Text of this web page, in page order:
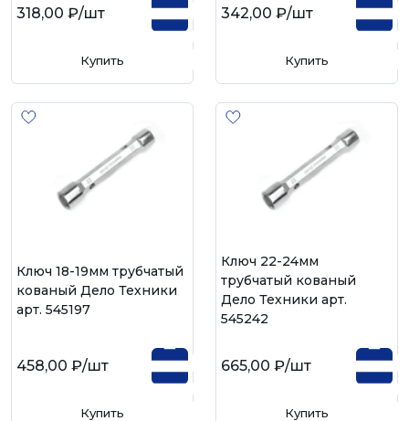
318,00 ₽/шт
Купить
342,00 ₽/шт
Купить
Ключ 18-19мм трубчатый
кованый Дело Техники
арт. 545197
458,00 ₽/шт
Купить
Ключ 22-24мм
трубчатый кованый
Дело Техники арт.
545242
665,00 ₽/шт
Купить